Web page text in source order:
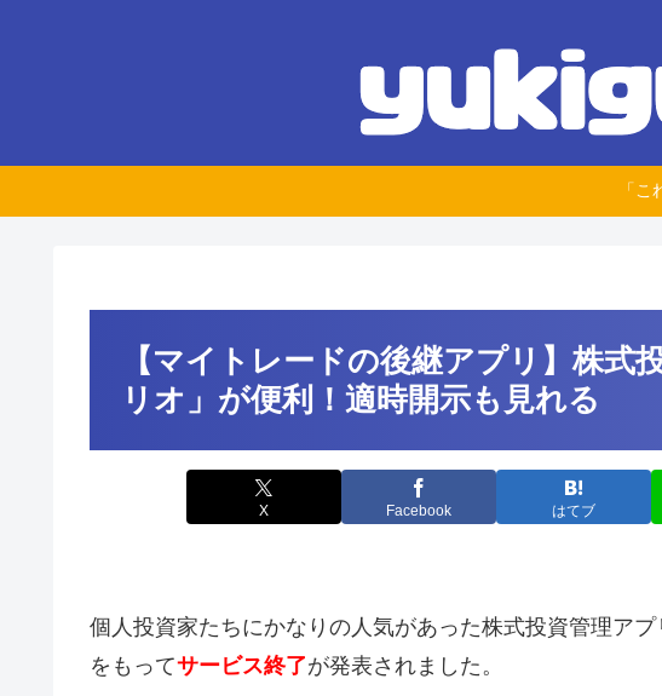
「
【マイトレードの後継アプリ】株式
リオ」が便利！適時開示も見れる
X Facebook はてブ
個人投資家たちにかなりの人気があった株式投資管理ア
をもってサービス終了が発表されました。